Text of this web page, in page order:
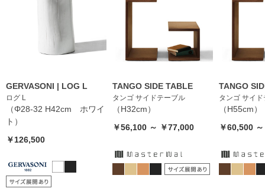
GERVASONI | LOG L
ログ L
（Φ28-32 H42cm ホワイ
ト）
￥126,500
TANGO SIDE TABLE
タンゴ サイドテーブル
（H32cm）
￥56,100 ～ ￥77,000
TANGO
タンゴ サイ
（H55cm）
￥60,500